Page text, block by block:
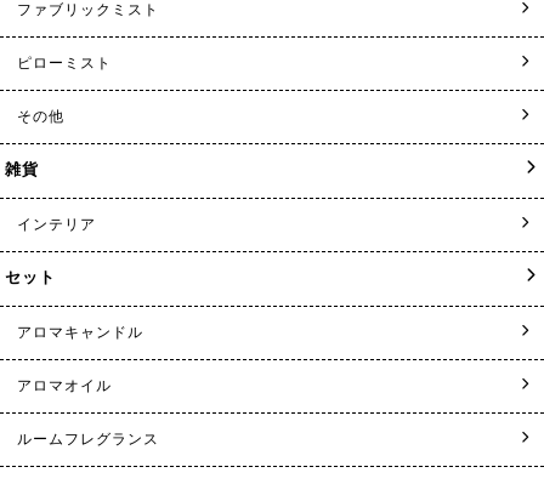
ファブリックミスト
ピローミスト
その他
雑貨
インテリア
セット
アロマキャンドル
アロマオイル
ルームフレグランス